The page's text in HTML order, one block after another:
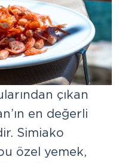
çıkan
en değerli
Simiako
özel yemek,